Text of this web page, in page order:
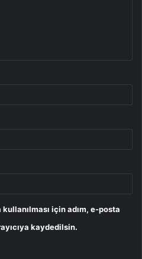
için adım, e-posta
kaydedilsin.